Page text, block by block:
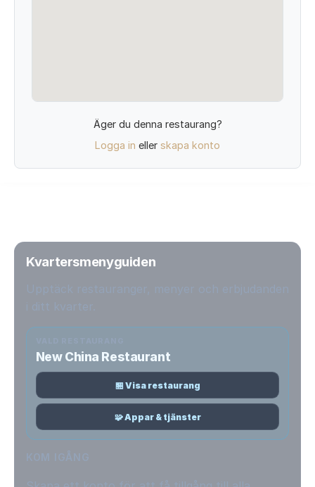
Äger du denna restaurang?
Logga in eller skapa konto
Kvartersmenyguiden
New China Restaurant
🏪 Visa restaurang
🧩 Appar & tjänster